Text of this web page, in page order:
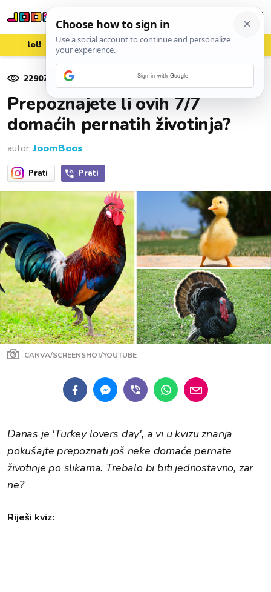
lol! aww vrh! woot?!
22907 pregleda
Prepoznajete li ovih 7/7
domaćih pernatih životinja?
autor:JoomBoos
Prati Prati
CANVA/SCREENSHOT/YOUTUBE
Danas je 'Turkey lovers day', a vi u kvizu znanja
pokušajte prepoznati još neke domaće pernate
životinje po slikama. Trebalo bi biti jednostavno, zar
ne?
Riješi kviz:
Sign in with Google